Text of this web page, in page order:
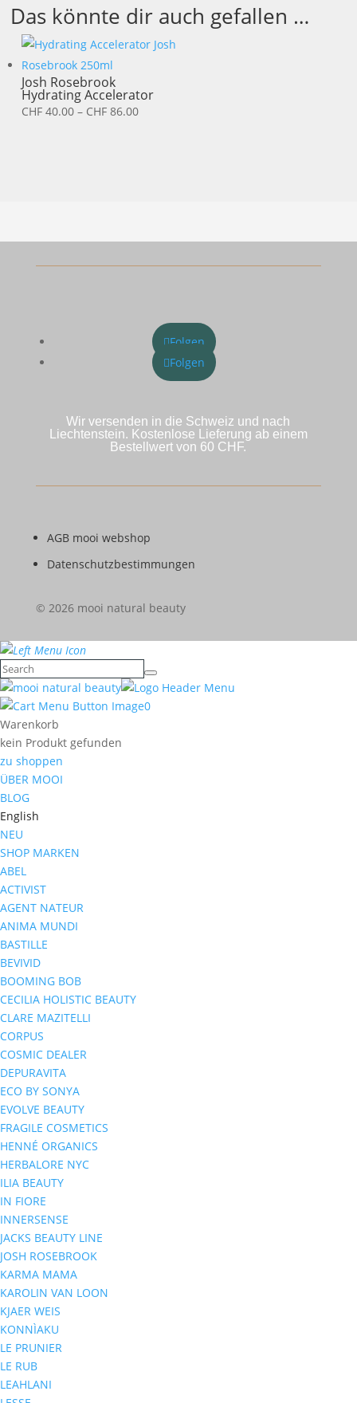
Das könnte dir auch gefallen …
Josh Rosebrook
Hydrating Accelerator
CHF 40.00 – CHF 86.00Preisspanne:
Folgen
Folgen
Wir versenden in die Schweiz und nach
Liechtenstein. Kostenlose Lieferung ab einem
Bestellwert von 60 CHF.
AGB mooi webshop
Datenschutzbestimmungen
© 2026 mooi natural beauty
0
Warenkorb
kein Produkt gefunden
zu shoppen
ÜBER MOOI
BLOG
English
NEU
SHOP MARKEN
ABEL
ACTIVIST
AGENT NATEUR
ANIMA MUNDI
BASTILLE
BEVIVID
BOOMING BOB
CECILIA HOLISTIC BEAUTY
CLARE MAZITELLI
CORPUS
COSMIC DEALER
DEPURAVITA
ECO BY SONYA
EVOLVE BEAUTY
FRAGILE COSMETICS
HENNÉ ORGANICS
HERBALORE NYC
ILIA BEAUTY
IN FIORE
INNERSENSE
JACKS BEAUTY LINE
JOSH ROSEBROOK
KARMA MAMA
KAROLIN VAN LOON
KJAER WEIS
KONNÌAKU
LE PRUNIER
LE RUB
LEAHLANI